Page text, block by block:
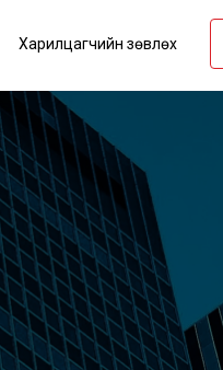
Харилцагчийн зөвлөх